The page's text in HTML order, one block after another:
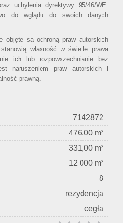
uchylenia dyrektywy 95/46/WE.
do wglądu do swoich danych
objęte są ochroną praw autorskich
własność w świetle prawa
ich lub rozpowszechnianie bez
naruszeniem praw autorskich i
prawną.
7142872
476,00 m²
331,00 m²
12 000 m²
8
rezydencja
cegła